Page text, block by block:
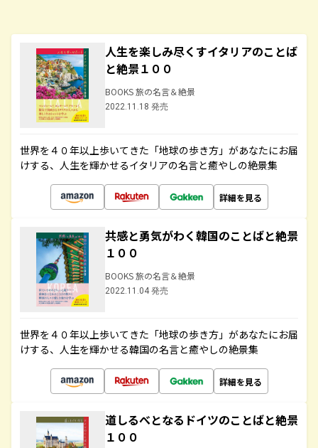
人生を楽しみ尽くすイタリアのことば
と絶景１００
BOOKS 旅の名言＆絶景
2022.11.18 発売
世界を４０年以上歩いてきた「地球の歩き方」があなたにお届
けする、人生を輝かせるイタリアの名言と癒やしの絶景集
詳細を見る
共感と勇気がわく韓国のことばと絶景
１００
BOOKS 旅の名言＆絶景
2022.11.04 発売
世界を４０年以上歩いてきた「地球の歩き方」があなたにお届
けする、人生を輝かせる韓国の名言と癒やしの絶景集
詳細を見る
道しるべとなるドイツのことばと絶景
１００